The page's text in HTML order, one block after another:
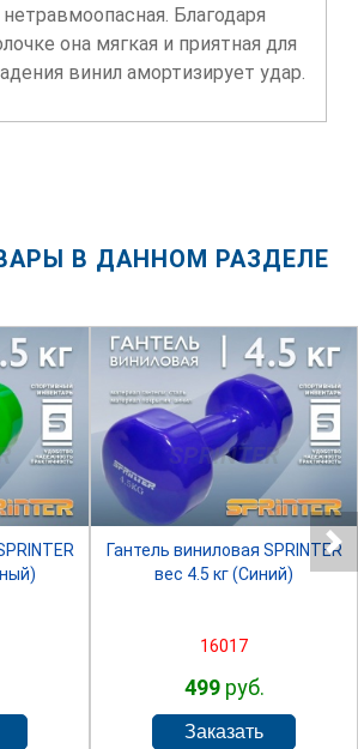
Благодаря
она мягкая и приятная для
винил амортизирует удар.
В ДАННОМ РАЗДЕЛЕ
SPRINTER
Гантель виниловая SPRINTER
вес 4.5 кг (Синий)
16017
499руб.